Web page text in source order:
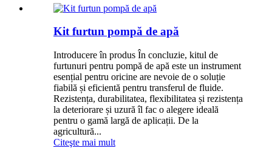
Kit furtun pompă de apă
Introducere în produs În concluzie, kitul de
furtunuri pentru pompă de apă este un instrument
esențial pentru oricine are nevoie de o soluție
fiabilă și eficientă pentru transferul de fluide.
Rezistența, durabilitatea, flexibilitatea și rezistența
la deteriorare și uzură îl fac o alegere ideală
pentru o gamă largă de aplicații. De la
agricultură...
Citeşte mai mult